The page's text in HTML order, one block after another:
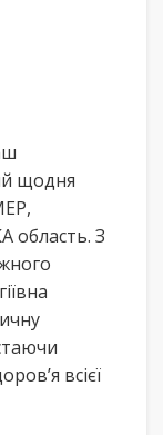
щодня
область. З
всієї